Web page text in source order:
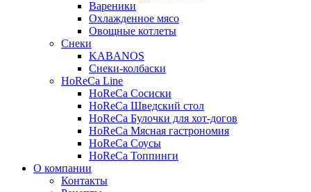
Вареники
Охлажденное мясо
Овощные котлеты
Снеки
KABANOS
Снеки-колбаски
HoReCa Line
HoReCa Сосиски
HoReCa Шведский стол
HoReCa Булочки для хот-догов
HoReCa Мясная гастрономия
HoReCa Соусы
HoReCa Топпинги
О компании
Контакты